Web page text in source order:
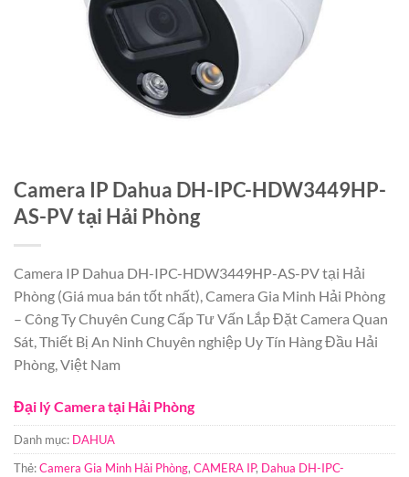
Camera IP Dahua DH-IPC-HDW3449HP-
AS-PV tại Hải Phòng
Camera IP Dahua DH-IPC-HDW3449HP-AS-PV tại Hải
Phòng (Giá mua bán tốt nhất), Camera Gia Minh Hải Phòng
– Công Ty Chuyên Cung Cấp Tư Vấn Lắp Đặt Camera Quan
Sát, Thiết Bị An Ninh Chuyên nghiệp Uy Tín Hàng Đầu Hải
Phòng, Việt Nam
Đại lý Camera tại Hải Phòng
Danh mục: DAHUA
Thẻ:Camera Gia Minh Hải Phòng, CAMERA IP, Dahua DH-IPC-